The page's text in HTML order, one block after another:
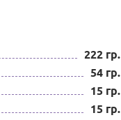
222 гр.
54 гр.
15 гр.
15 гр.